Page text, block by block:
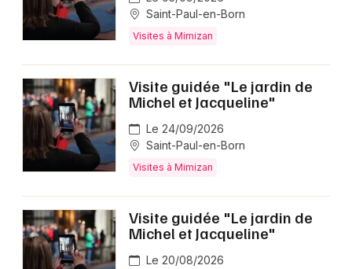
Saint-Paul-en-Born
Visites à Mimizan
Visite guidée "Le jardin de
Michel et Jacqueline"
Le 24/09/2026
Saint-Paul-en-Born
Visites à Mimizan
Visite guidée "Le jardin de
Michel et Jacqueline"
Le 20/08/2026